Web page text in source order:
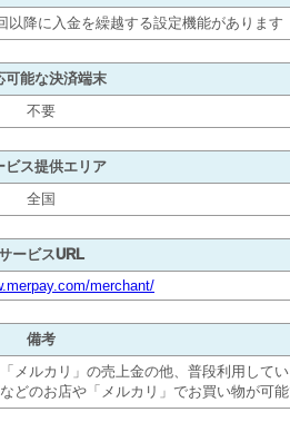
降に入金を繰越する設定機能があります
可能な決済端末
不要
ビス提供エリア
全国
ービスURL
merchant/
備考
メルカリ」の売上金の他、普段利用して
どのお店や「メルカリ」でお買い物が可